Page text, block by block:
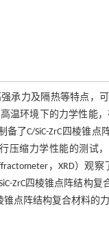
承力及隔热等特点
温环境下的力学性能
备了C/SiC-ZrC四棱
压缩力学性能的测试
，XRD）
ZrC四棱锥点阵结构
锥点阵结构复合材料的